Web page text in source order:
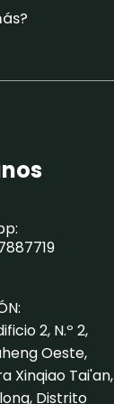
2, N.º 2,
Oeste,
Xinqiao Tai'an,
Distrito